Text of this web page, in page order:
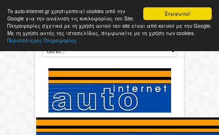
Συμφωνώ!
Το auto-internet.gr χρησιμοποιεί cookies από την
Google για την ανάλυση τις κυκλοφορίας του Site.
Πληροφορίες σχετικά με τη χρήση αυτού του site είναι από κοινού με την Google.
Με τη χρήση αυτής της ιστοσελίδας, συμφωνείτε με τη χρήση των cookies.
Περισσότερες Πληροφορίες